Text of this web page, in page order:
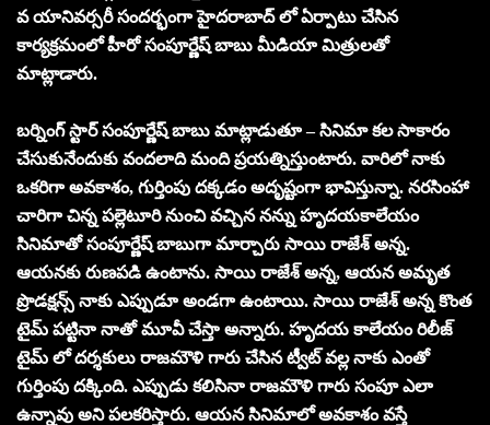
వ యానివర్సరీ సందర్భంగా హైదరాబాద్ లో ఏర్పాటు చేసిన
కార్యక్రమంలో హీరో సంపూర్ణేష్ బాబు మీడియా మిత్రులతో
మాట్లాడారు.
బర్నింగ్ స్టార్ సంపూర్ణేష్ బాబు మాట్లాడుతూ – సినిమా కల సాకారం
చేసుకునేందుకు వందలాది మంది ప్రయత్నిస్తుంటారు. వారిలో నాకు
ఒకరిగా అవకాశం, గుర్తింపు దక్కడం అదృష్టంగా భావిస్తున్నా. నరసింహా
చారిగా చిన్న పల్లెటూరి నుంచి వచ్చిన నన్ను హృదయకాలేయం
సినిమాతో సంపూర్ణేష్ బాబుగా మార్చారు సాయి రాజేశ్ అన్న.
ఆయనకు రుణపడి ఉంటాను. సాయి రాజేశ్ అన్న, ఆయన అమృత
ప్రొడక్షన్స్ నాకు ఎప్పుడూ అండగా ఉంటాయి. సాయి రాజేశ్ అన్న కొంత
టైమ్ పట్టినా నాతో మూవీ చేస్తా అన్నారు. హృదయ కాలేయం రిలీజ్
టైమ్ లో దర్శకులు రాజమౌళి గారు చేసిన ట్వీట్ వల్ల నాకు ఎంతో
గుర్తింపు దక్కింది. ఎప్పుడు కలిసినా రాజమౌళి గారు సంపూ ఎలా
ఉన్నావు అని పలకరిస్తారు. ఆయన సినిమాలో అవకాశం వస్తే